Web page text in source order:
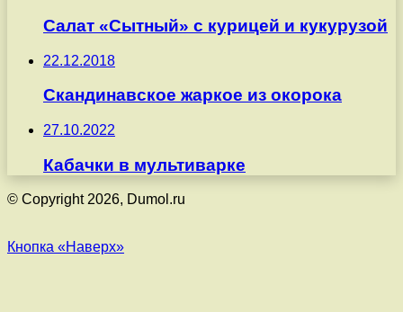
Салат «Сытный» с курицей и кукурузой
22.12.2018
Скандинавское жаркое из окорока
27.10.2022
Кабачки в мультиварке
© Copyright 2026, Dumol.ru
Кнопка «Наверх»